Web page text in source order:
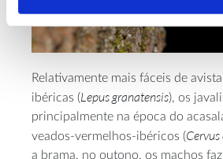
Relativamente mais fáceis de
ibéricas (Lepus granatensis), os
principalmente na época do
veados-vermelhos-ibéricos (
a brama, no outono, os machos